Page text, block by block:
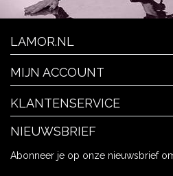
LAMOR.NL
MIJN ACCOUNT
KLANTENSERVICE
NIEUWSBRIEF
Abonneer je op onze nieuwsbrief